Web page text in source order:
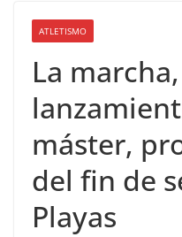
ATLETISMO
La
máster,
del fin de
Playas